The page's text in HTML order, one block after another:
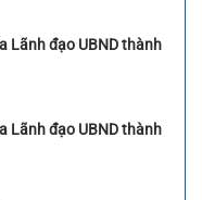
Lãnh đạo UBND thành
Lãnh đạo UBND thành